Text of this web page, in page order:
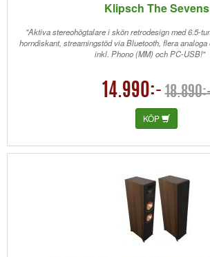
Klipsch The Sevens
"Aktiva stereohögtalare i skön retrodesign med 6.5-
horndiskant, streamingstöd via Bluetooth, flera
inkl. Phono (MM) och PC-USB!"
14.990:-
KÖP